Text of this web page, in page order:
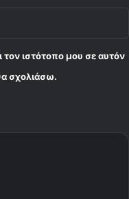
ιστότοπο μου σε αυτόν
σχολιάσω.